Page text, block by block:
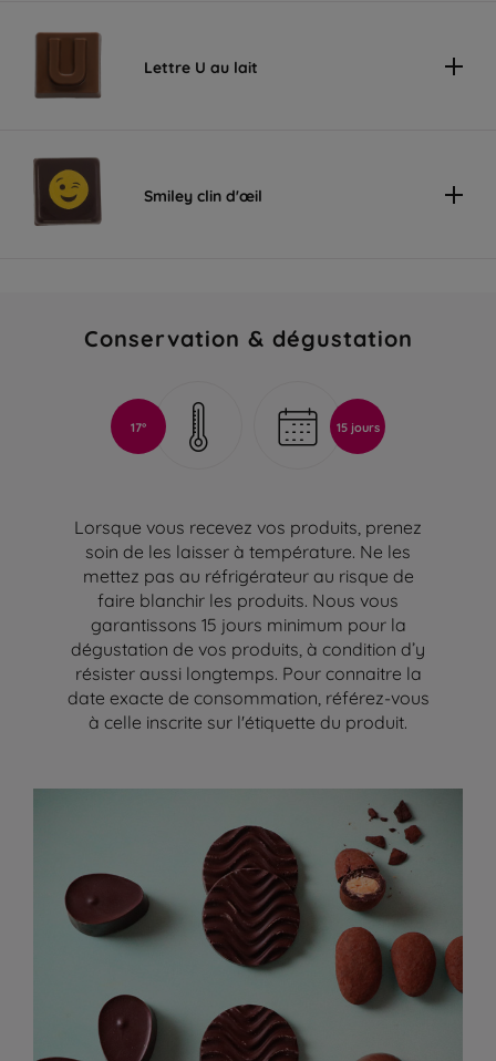
Lettre U au lait
Smiley clin d'œil
Conservation & dégustation
17° 15 jours
Lorsque vous recevez vos produits, prenez
soin de les laisser à température. Ne les
mettez pas au réfrigérateur au risque de
faire blanchir les produits. Nous vous
garantissons 15 jours minimum pour la
dégustation de vos produits, à condition d’y
résister aussi longtemps. Pour connaitre la
date exacte de consommation, référez-vous
à celle inscrite sur l'étiquette du produit.